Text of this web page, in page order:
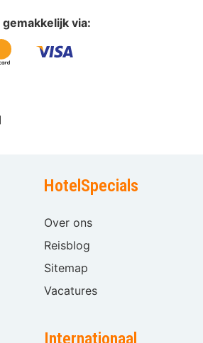
via:
HotelSpecials
Over ons
Reisblog
Sitemap
Vacatures
Internationaal